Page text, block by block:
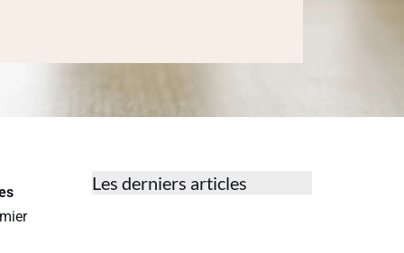
Les derniers articles